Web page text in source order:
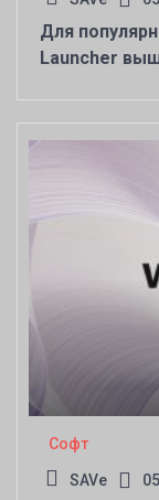
Для
Launcher
Софт
SAVe